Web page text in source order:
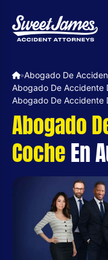
»Abogado De
Abogado De Accidente
Abogado De Accidente
Abogado
CocheEn